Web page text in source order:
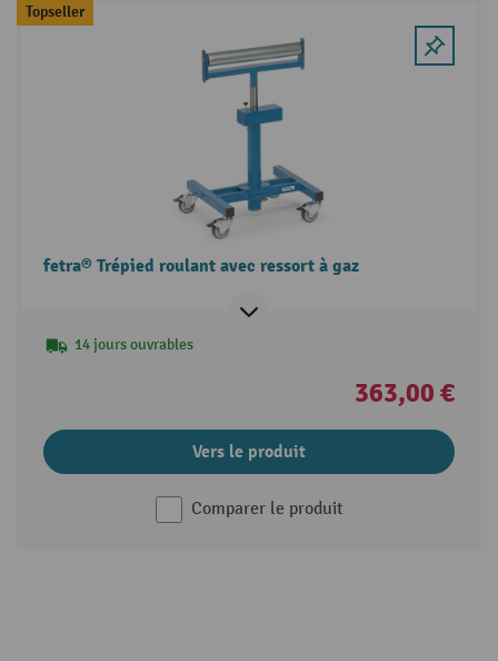
Topseller
fetra® Trépied roulant avec ressort à gaz
14 jours ouvrables
363,00 €
Vers le produit
Comparer le produit